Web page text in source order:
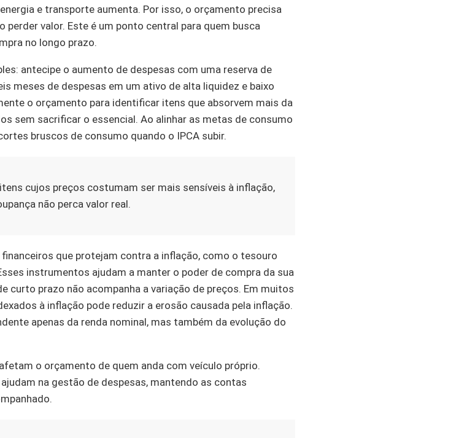
e transporte aumenta. Por isso, o orçamento precisa
valor. Este é um ponto central para quem busca
no longo prazo.
antecipe o aumento de despesas com uma reserva de
meses de despesas em um ativo de alta liquidez e baixo
o orçamento para identificar itens que absorvem mais da
sem sacrificar o essencial. Ao alinhar as metas de consumo
bruscos de consumo quando o IPCA subir.
cujos preços costumam ser mais sensíveis à inflação,
não perca valor real.
que protejam contra a inflação, como o tesouro
instrumentos ajudam a manter o poder de compra da sua
curto prazo não acompanha a variação de preços. Em muitos
à inflação pode reduzir a erosão causada pela inflação.
apenas da renda nominal, mas também da evolução do
o orçamento de quem anda com veículo próprio.
ajudam na gestão de despesas, mantendo as contas